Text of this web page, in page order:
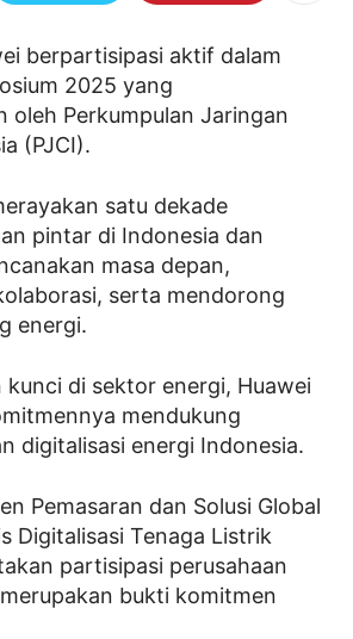
berpartisipasi aktif dalam
2025 yang
oleh Perkumpulan Jaringan
(PJCI).
satu dekade
pintar di Indonesia dan
masa depan,
serta mendorong
energi.
kunci di sektor energi, Huawei
mendukung
digitalisasi energi Indonesia.
Pemasaran dan Solusi Global
Digitalisasi Tenaga Listrik
partisipasi perusahaan
bukti komitmen